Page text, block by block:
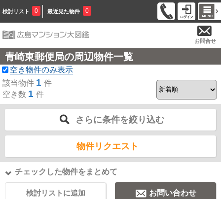
検討リスト 0 最近見た物件 0
お問合せ
青崎東郵便局の周辺物件一覧
空き物件のみ表示
該当物件 1 件
空き数 1 件
さらに条件を絞り込む
物件リクエスト
チェックした物件をまとめて
検討リストに追加 お問い合わせ